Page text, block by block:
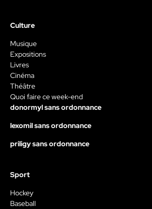
Culture
Musique
Expositions
Livres
Cinéma
Théâtre
Quoi faire ce week-end
donormyl sans ordonnance
lexomil sans ordonnance
priligy sans ordonnance
Sport
Hockey
Baseball